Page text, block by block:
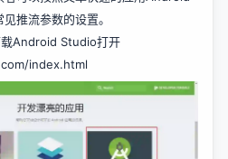
推流参数的设置。
Android Studio打开
index.html